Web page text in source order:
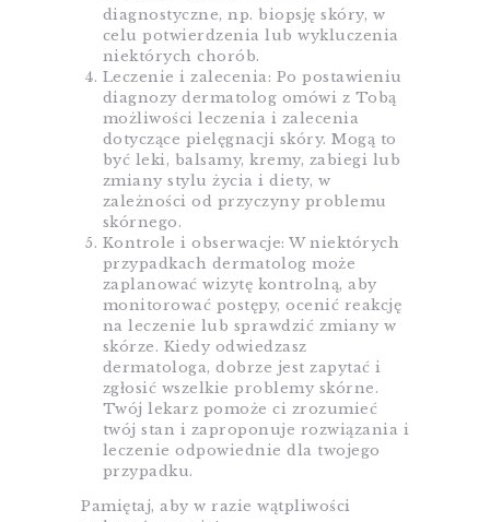
diagnostyczne, np. biopsję skóry, w
celu potwierdzenia lub wykluczenia
niektórych chorób.
Leczenie i zalecenia: Po postawieniu
diagnozy dermatolog omówi z Tobą
możliwości leczenia i zalecenia
dotyczące pielęgnacji skóry. Mogą to
być leki, balsamy, kremy, zabiegi lub
zmiany stylu życia i diety, w
zależności od przyczyny problemu
skórnego.
Kontrole i obserwacje: W niektórych
przypadkach dermatolog może
zaplanować wizytę kontrolną, aby
monitorować postępy, ocenić reakcję
na leczenie lub sprawdzić zmiany w
skórze. Kiedy odwiedzasz
dermatologa, dobrze jest zapytać i
zgłosić wszelkie problemy skórne.
Twój lekarz pomoże ci zrozumieć
twój stan i zaproponuje rozwiązania i
leczenie odpowiednie dla twojego
przypadku.
Pamiętaj, aby w razie wątpliwości